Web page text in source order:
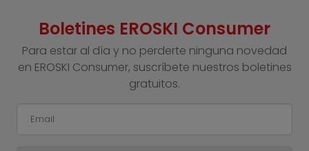
Boletines EROSKI Consumer
Para estar al día y no perderte ninguna novedad
en EROSKI Consumer, suscríbete nuestros boletines
gratuitos.